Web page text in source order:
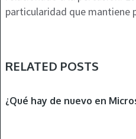
particularidad que mantiene
RELATED POSTS
OTROS
¿Qué hay de nuevo en